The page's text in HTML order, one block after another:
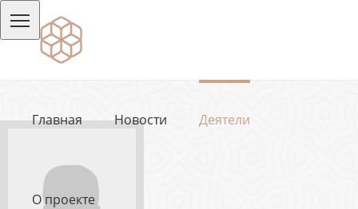
Главная Новости Деятели
О проекте